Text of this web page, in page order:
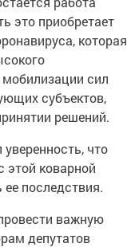
это приобретает
которая
сил
субъектов,
решений.
что
коварной
последствия.
важную
депутатов